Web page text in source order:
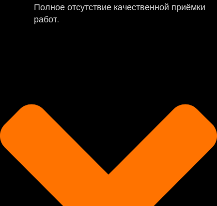
Полное отсутствие качественной приёмки
работ.